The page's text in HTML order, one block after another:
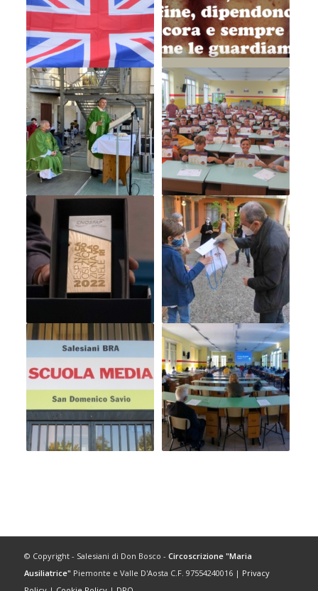
© Copyright - Salesiani di Don Bosco - Circoscrizione "Maria
Ausiliatrice" Piemonte e Valle D'Aosta C.F. 97554240016 | Privacy